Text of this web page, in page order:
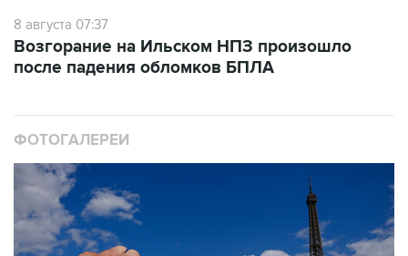
8 августа 07:37
Возгорание на Ильском НПЗ произошло
после падения обломков БПЛА
ФОТОГАЛЕРЕИ